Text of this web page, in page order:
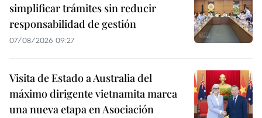
simplificar trámites sin reducir
responsabilidad de gestión
07/08/2026 09:27
Visita de Estado a Australia del
máximo dirigente vietnamita marca
una nueva etapa en Asociación